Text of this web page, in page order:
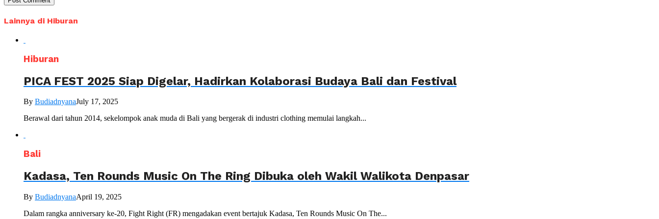
Lainnya di Hiburan
Hiburan
PICA FEST 2025 Siap Digelar, Hadirkan Kolaborasi Budaya Bali dan Festival
By BudiadnyanaJuly 17, 2025
Berawal dari tahun 2014, sekelompok anak muda di Bali yang bergerak di industri clothing memulai langkah...
Bali
Kadasa, Ten Rounds Music On The Ring Dibuka oleh Wakil Walikota Denpasar
By BudiadnyanaApril 19, 2025
Dalam rangka anniversary ke-20, Fight Right (FR) mengadakan event bertajuk Kadasa, Ten Rounds Music On The...